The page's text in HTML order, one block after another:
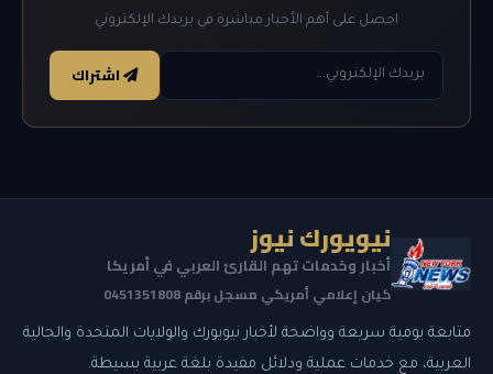
احصل على أهم الأخبار مباشرة في بريدك الإلكتروني
اشتراك
نيويورك نيوز
أخبار وخدمات تهم القارئ العربي في أمريكا
كيان إعلامي أمريكي مسجل برقم 0451351808
متابعة يومية سريعة وواضحة لأخبار نيويورك والولايات المتحدة والجالية
العربية، مع خدمات عملية ودلائل مفيدة بلغة عربية بسيطة.